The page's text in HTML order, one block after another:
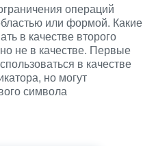
операций
или формой. Какие
в качестве второго
не в качестве. Первые
в качестве
но могут
символа